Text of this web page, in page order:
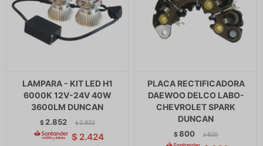
LAMPARA - KIT LED H1
6000K 12V-24V 40W
3600LM DUNCAN
$ 2.852 $ 2.922
$ 2.424
PLACA RECTIFICADORA
DAEWOO DELCO LABO-
CHEVROLET SPARK
DUNCAN
$800 $ 820